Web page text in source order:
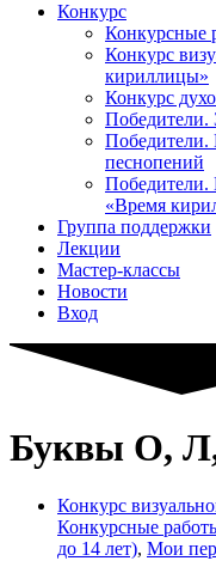
Конкурс
Конкурсные
Конкурс
кириллицы»
Конкурс
Победители.
Победители.
песнопений
Победители.
«Время
Группа поддержки
Лекции
Мастер-классы
Новости
Вход
Буквы О,
Конкурс
Конкурсные
до 14 лет), Мои